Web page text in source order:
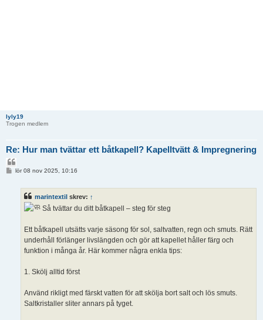
lyly19
Trogen medlem
Re: Hur man tvättar ett båtkapell? Kapelltvätt & Impregnering
ilör 08 nov 2025, 10:16
marintextil skrev: ↑
Så tvättar du ditt båtkapell – steg för steg
Ett båtkapell utsätts varje säsong för sol, saltvatten, regn och smuts. Rätt
underhåll förlänger livslängden och gör att kapellet håller färg och
funktion i många år. Här kommer några enkla tips:
1. Skölj alltid först
Använd rikligt med färskt vatten för att skölja bort salt och lös smuts.
Saltkristaller sliter annars på tyget.